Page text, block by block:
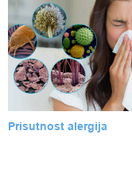
Prisutnost alergija